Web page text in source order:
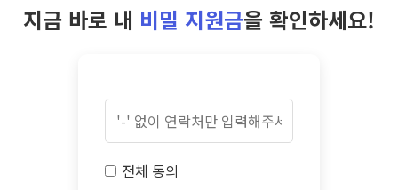
지금 바로 내 비밀 지원금을 확인하세요!
전체 동의